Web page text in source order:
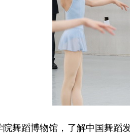
舞蹈博物馆，了解中国舞蹈